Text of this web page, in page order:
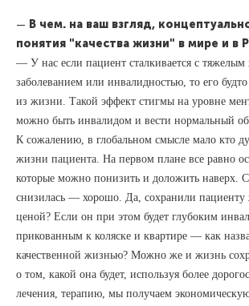
— В чем. на ваш взгляд,
понятия "качества жизни" в мире и в
— У нас если пациент сталкивается с тяжелым
заболеванием или инвалидностью, то его
из жизни. Такой эффект стигмы на уровне
можно быть инвалидом и вести нормальный
К сожалению, в глобальном смысле мало кто
жизни пациента. На первом плане все равно
которые можно понизить и доложить наверх.
снизилась — хорошо. Да, сохранили
ценой? Если он при этом будет глубоким
прикованным к коляске и квартире — как
качественной жизнью? Можно же и жизнь
о том, какой она будет, используя более
лечения, терапию, мы получаем